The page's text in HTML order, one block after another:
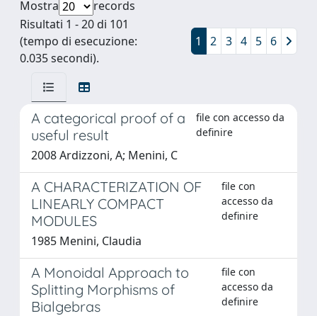
Mostra
records
Risultati 1 - 20 di 101
(tempo di esecuzione:
0.035 secondi).
1 2 3 4 5 6
A categorical proof of a
useful result
file con accesso da
definire
2008 Ardizzoni, A; Menini, C
A CHARACTERIZATION OF
LINEARLY COMPACT
MODULES
file con
accesso da
definire
1985 Menini, Claudia
A Monoidal Approach to
Splitting Morphisms of
Bialgebras
file con
accesso da
definire